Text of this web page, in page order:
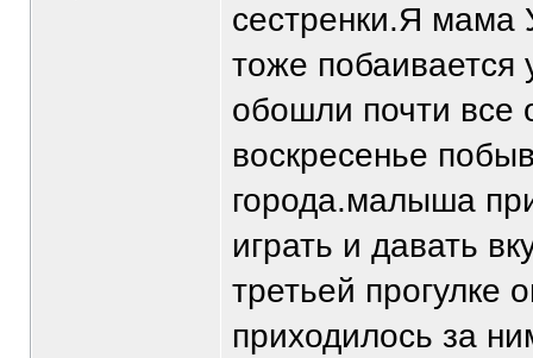
сестренки.Я мама
тоже
обошли почти все
воскресенье
города.малыша
играть и давать
третьей прогулке
приходилось за